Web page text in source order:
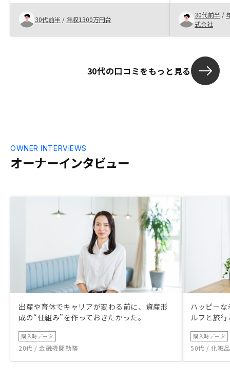
30代前半 / 年収1300万円台
物件価格は仲
値掴みさせら
不安はありま
スを加味した
と判断しまし
と思うので、
真か動画があ
30代前半 /
式会社
30代の口コミをもっと見る
オーナーインタビュー
OWNER INTERVIEWS
出産や育休でキャリアが変わる前に、資産形
成の“仕組み”を作っておきたかった。
購入時データ
20代 / 金融機関勤務
ハッピー
ルフと旅
購入時データ
50代 / 化粧